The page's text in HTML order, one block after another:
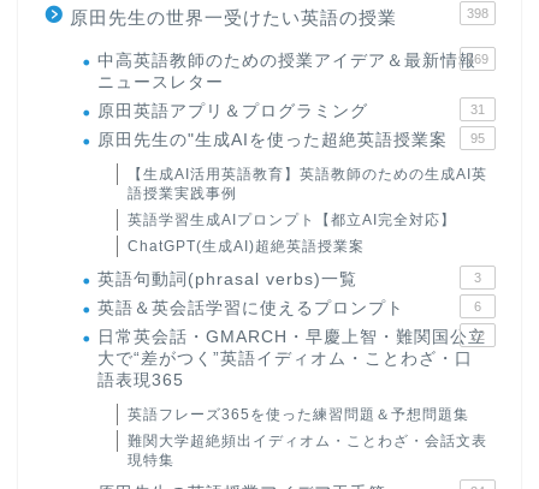
原田先生の世界一受けたい英語の授業 398
中高英語教師のための授業アイデア＆最新情報
ニュースレター
169
原田英語アプリ＆プログラミング 31
原田先生の"生成AIを使った超絶英語授業案 95
【生成AI活用英語教育】英語教師のための生成AI英
語授業実践事例
英語学習生成AIプロンプト【都立AI完全対応】
ChatGPT(生成AI)超絶英語授業案
英語句動詞(phrasal verbs)一覧 3
英語＆英会話学習に使えるプロンプト 6
日常英会話・GMARCH・早慶上智・難関国公立
大で“差がつく”英語イディオム・ことわざ・口
語表現365
22
英語フレーズ365を使った練習問題＆予想問題集
難関大学超絶頻出イディオム・ことわざ・会話文表
現特集